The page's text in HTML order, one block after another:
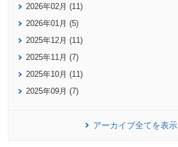
2026年02月 (11)
2026年01月 (5)
2025年12月 (11)
2025年11月 (7)
2025年10月 (11)
2025年09月 (7)
アーカイブ全てを表示